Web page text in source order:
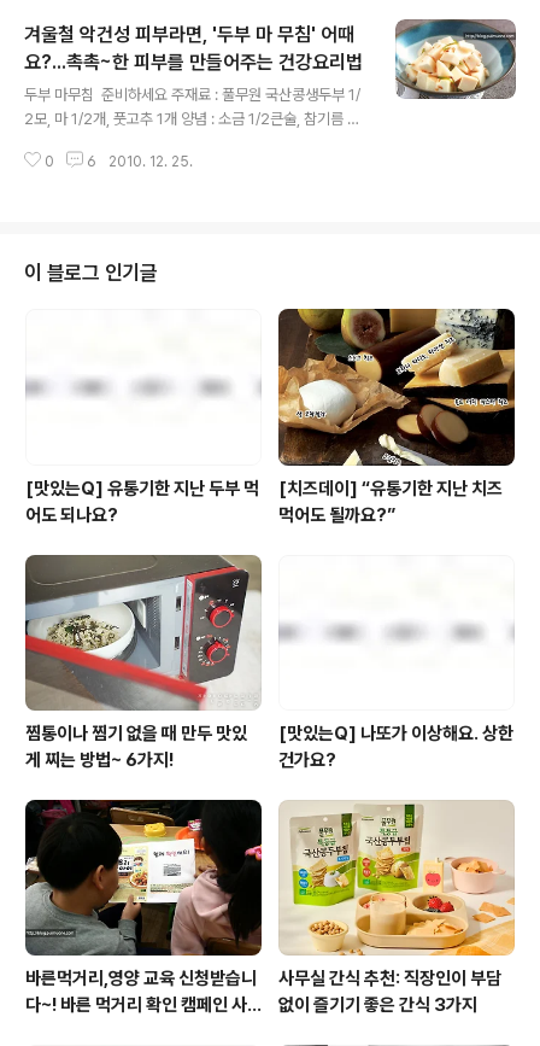
발에 ①의 양배추를 깔고 ②의 두부를 얹은 후 돌돌 말아
한입 크기로 썬다. 두부와 어울리는 재료 ② / 양배추 맑고
깨끗한 피부를 갖고 싶다면 양배추를 자주 드세요. 양배추
100g에는 44mg의 비타민C가 들어 있는데 이것은 성인
의 하루 필요량과 맞먹는 양이랍니다. 그 비타민C가 기미
나 주근깨의 원인이 되는 멜라닌 색소의 생성을 억제해줘
겨울철 악건성 피부라면, '두부 마 무침' 어때
요?...촉촉~한 피부를 만들어주는 건강요리법
두부 마무침 준비하세요 주재료 : 풀무원 국산콩생두부 1/
2모, 마 1/2개, 풋고추 1개 양념 : 소금 1/2큰술, 참기름 2
을 벗긴 다음 사방 1cm 크기의 주사위 모양으로 썬다. 2
울리는 재료 ① / 마 두부로 미용팩을 만들 수도 있어요. 두
부를 물에 충분히 담가 두었다가 데쳐서 으깨고, 얼굴에 바
르면 두부의 단백질 성분이 피부에 스며들이 피부 트러블
이 해결된답니다. 마는 오래전 부터 '산에서 나는 뱀장어'
라고 할 정도로 뛰어난 자양강장 효과가 있어요. 마에..
0 6 2010. 12. 25.
이 블로그 인기글
[맛있는Q] 유통기한 지난 두부 먹
어도 되나요?
[치즈데이] “유통기한 지난 치즈
먹어도 될까요?”
찜통이나 찜기 없을 때 만두 맛있
게 찌는 방법~ 6가지!
[맛있는Q] 나또가 이상해요. 상한
건가요?
바른먹거리,영양 교육 신청받습니
다~! 바른 먹거리 확인 캠페인 사
사무실 간식 추천: 직장인이 부담
없이 즐기기 좋은 간식 3가지